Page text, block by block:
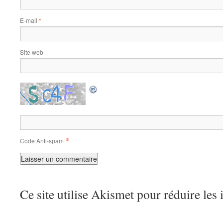
E-mail *
Site web
Code Anti-spam *
Ce site utilise Akismet pour réduire les